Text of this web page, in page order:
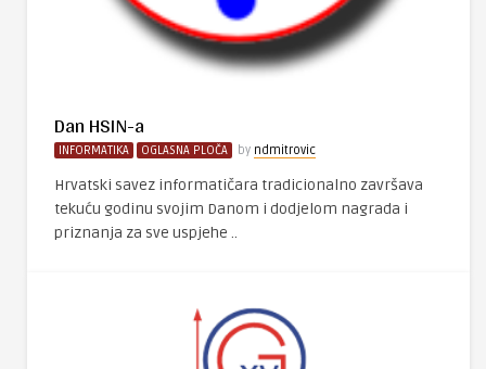
Dan HSIN-a
INFORMATIKA OGLASNA PLOČA by ndmitrovic
Hrvatski savez informatičara tradicionalno završava
tekuću godinu svojim Danom i dodjelom nagrada i
priznanja za sve uspjehe ..